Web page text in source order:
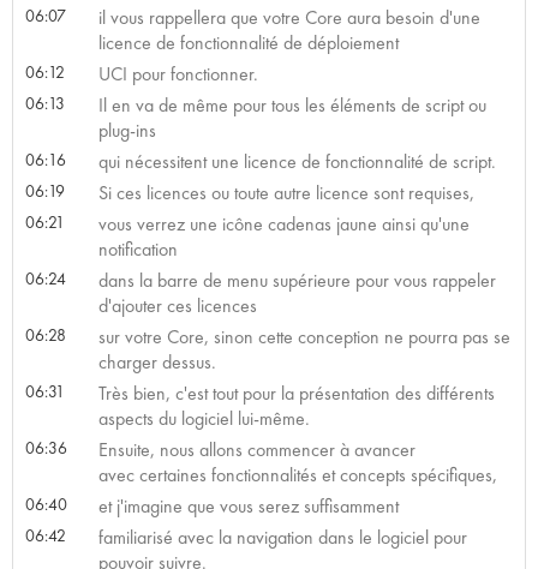
06:07
il vous rappellera que votre Core aura besoin d'une
licence de fonctionnalité de déploiement
06:12 UCI pour fonctionner.
06:13
Il en va de même pour tous les éléments de script ou
plug-ins
06:16 qui nécessitent une licence de fonctionnalité de script.
06:19 Si ces licences ou toute autre licence sont requises,
06:21
vous verrez une icône cadenas jaune ainsi qu'une
notification
06:24
dans la barre de menu supérieure pour vous rappeler
d'ajouter ces licences
06:28
sur votre Core, sinon cette conception ne pourra pas se
charger dessus.
06:31
Très bien, c'est tout pour la présentation des différents
aspects du logiciel lui-même.
06:36
Ensuite, nous allons commencer à avancer
avec certaines fonctionnalités et concepts spécifiques,
06:40 et j'imagine que vous serez suffisamment
06:42
familiarisé avec la navigation dans le logiciel pour
pouvoir suivre.